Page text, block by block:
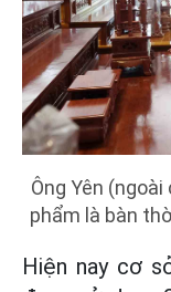
Ông Yên
phẩm là bàn
Hiện nay cơ